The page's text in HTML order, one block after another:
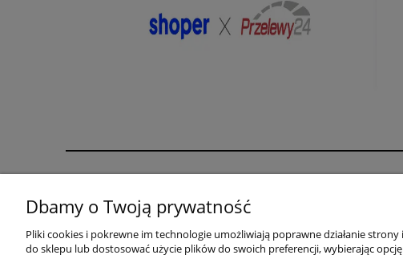
karta rabatowa
biustonosz gratis
Ustawienia konta
Dbamy o Twoją prywatność
Pliki cookies i pokrewne im technologie umożliwiają poprawne działanie
do sklepu lub dostosować użycie plików do swoich preferencji, wybierając